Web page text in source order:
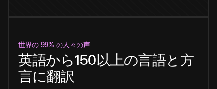
世界の 99% の人々の声
英語から150以上の言語と方
言に翻訳